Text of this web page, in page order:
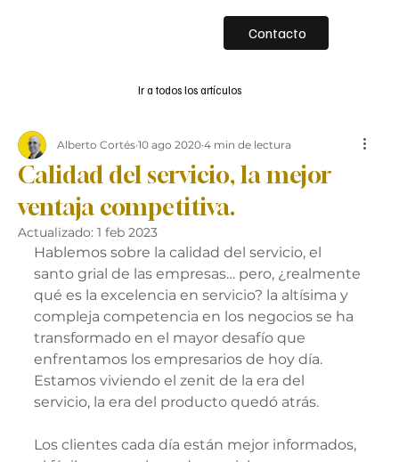
Contacto
Ir a todos los artículos
Calidad del servicio, la mejor
ventaja competitiva.
Alberto Cortés 10 ago 2020 4 min de lectura
Actualizado: 1 feb 2023
Hablemos sobre la calidad del servicio, el
santo grial de las empresas… pero, ¿realmente
qué es la excelencia en servicio? la altísima y
compleja competencia en los negocios se ha
transformado en el mayor desafío que
enfrentamos los empresarios de hoy día.
Estamos viviendo el zenit de la era del
servicio, la era del producto quedó atrás.
Los clientes cada día están mejor informados,